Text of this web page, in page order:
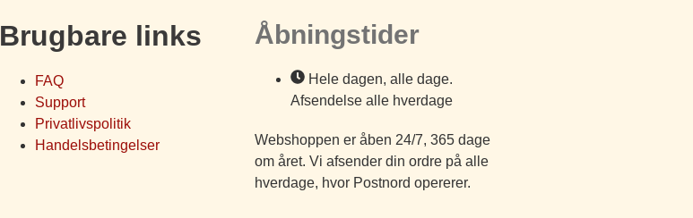
Brugbare links
FAQ
Support
Privatlivspolitik
Handelsbetingelser
Åbningstider
Hele dagen, alle dage.
Afsendelse alle hverdage
Webshoppen er åben 24/7, 365 dage
om året. Vi afsender din ordre på alle
hverdage, hvor Postnord opererer.